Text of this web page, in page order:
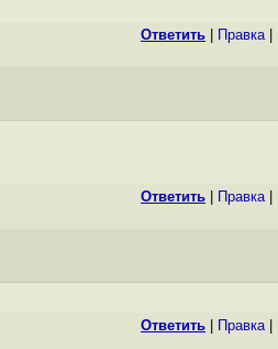
Ответить Правка|
Ответить Правка|
Ответить Правка|